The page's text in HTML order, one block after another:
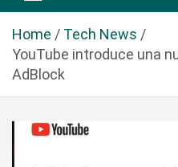
a
Home
Tech News
YouTube introduce una
AdBlock